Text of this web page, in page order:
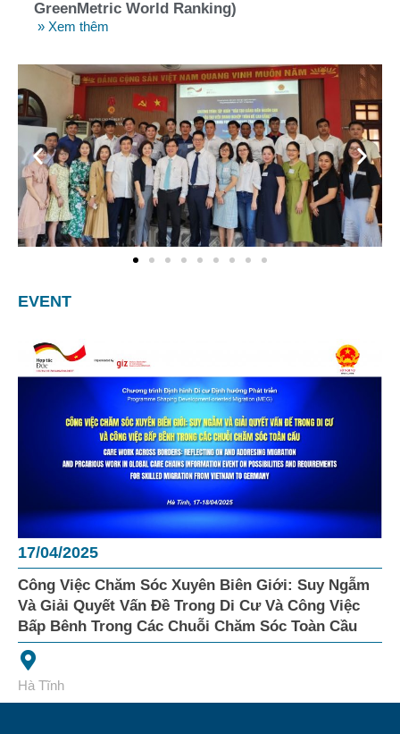
GreenMetric World Ranking)
» Xem thêm
EVENT
17/04/2025
Công Việc Chăm Sóc Xuyên Biên Giới: Suy Ngẫm
Và Giải Quyết Vấn Đề Trong Di Cư Và Công Việc
Bấp Bênh Trong Các Chuỗi Chăm Sóc Toàn Cầu
Hà Tĩnh